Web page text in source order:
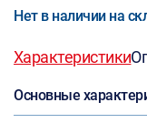
Нет в наличии на
Характеристики
Основные